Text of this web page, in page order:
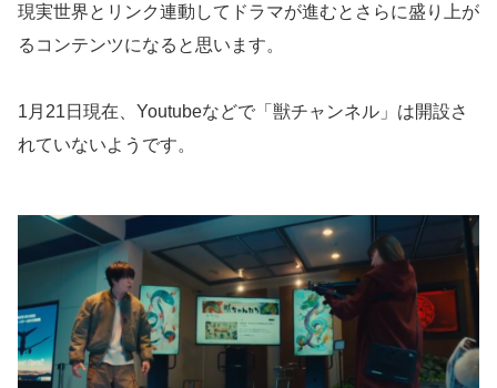
現実世界とリンク連動してドラマが進むとさらに盛り上が
るコンテンツになると思います。
1月21日現在、Youtubeなどで「獣チャンネル」は開設さ
れていないようです。